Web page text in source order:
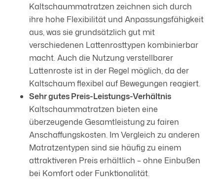
Kaltschaummatratzen zeichnen sich durch
ihre hohe Flexibilität und Anpassungsfähigkeit
aus, was sie grundsätzlich gut mit
verschiedenen Lattenrosttypen kombinierbar
macht. Auch die Nutzung verstellbarer
Lattenroste ist in der Regel möglich, da der
Kaltschaum flexibel auf Bewegungen reagiert.
Sehr gutes Preis-Leistungs-Verhältnis
Kaltschaummatratzen bieten eine
überzeugende Gesamtleistung zu fairen
Anschaffungskosten. Im Vergleich zu anderen
Matratzentypen sind sie häufig zu einem
attraktiveren Preis erhältlich – ohne Einbußen
bei Komfort oder Funktionalität.